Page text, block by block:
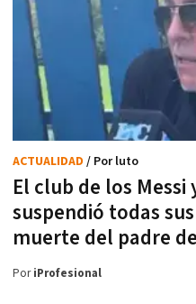
El club de los
suspendió todas
muerte del padre
ACTUALIDAD / Por luto
PoriProfesional